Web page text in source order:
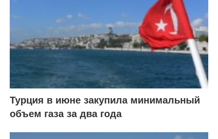
Турция в июне закупила минимальный
объем газа за два года